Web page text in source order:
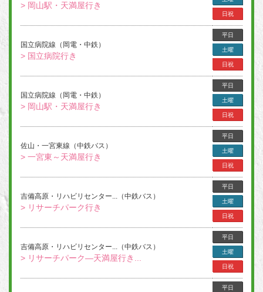
> 岡山駅・天満屋行き
日祝
国立病院線（岡電・中鉄）
> 国立病院行き
平日
土曜
日祝
国立病院線（岡電・中鉄）
> 岡山駅・天満屋行き
平日
土曜
日祝
佐山・一宮東線（中鉄バス）
> 一宮東～天満屋行き
平日
土曜
日祝
吉備高原・リハビリセンター...（中鉄バス）
> リサーチパーク行き
平日
土曜
日祝
吉備高原・リハビリセンター...（中鉄バス）
> リサーチパーク―天満屋行き...
平日
土曜
日祝
平日